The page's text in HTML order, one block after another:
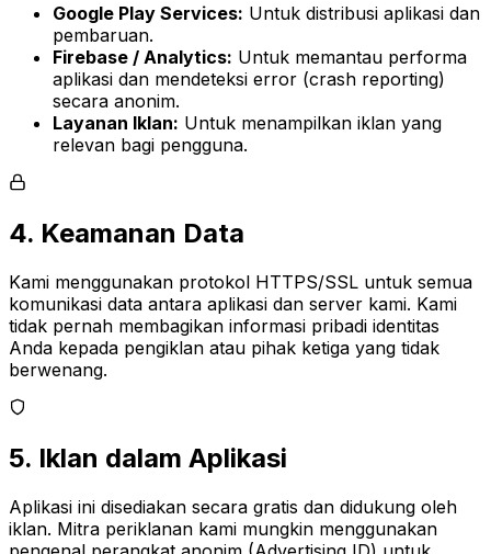
Google Play Services: Untuk distribusi aplikasi dan
pembaruan.
Firebase / Analytics: Untuk memantau performa
aplikasi dan mendeteksi error (crash reporting)
secara anonim.
Layanan Iklan: Untuk menampilkan iklan yang
relevan bagi pengguna.
4. Keamanan Data
Kami menggunakan protokol HTTPS/SSL untuk semua
komunikasi data antara aplikasi dan server kami. Kami
tidak pernah membagikan informasi pribadi identitas
Anda kepada pengiklan atau pihak ketiga yang tidak
berwenang.
5. Iklan dalam Aplikasi
Aplikasi ini disediakan secara gratis dan didukung oleh
iklan. Mitra periklanan kami mungkin menggunakan